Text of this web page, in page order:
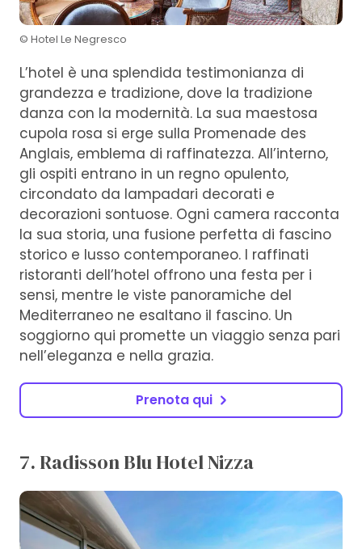
© Hotel Le Negresco
L’hotel è una splendida testimonianza di
grandezza e tradizione, dove la tradizione
danza con la modernità. La sua maestosa
cupola rosa si erge sulla Promenade des
Anglais, emblema di raffinatezza. All’interno,
gli ospiti entrano in un regno opulento,
circondato da lampadari decorati e
decorazioni sontuose. Ogni camera racconta
la sua storia, una fusione perfetta di fascino
storico e lusso contemporaneo. I raffinati
ristoranti dell’hotel offrono una festa per i
sensi, mentre le viste panoramiche del
Mediterraneo ne esaltano il fascino. Un
soggiorno qui promette un viaggio senza pari
nell’eleganza e nella grazia.
Prenota qui
7. Radisson Blu Hotel Nizza